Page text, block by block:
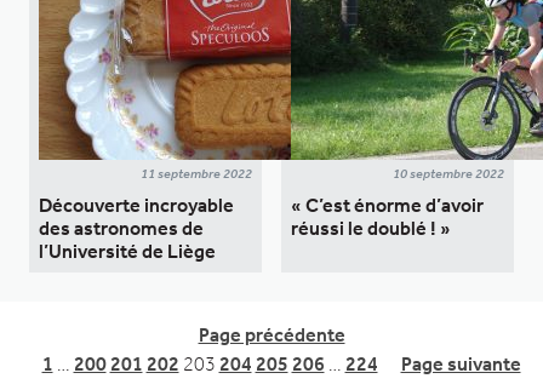
11 septembre 2022
Découverte incroyable
des astronomes de
l’Université de Liège
10 septembre 2022
« C’est énorme d’avoir
réussi le doublé ! »
Page précédente
1
200 201 202 203 204 205 206 224 Page suivante